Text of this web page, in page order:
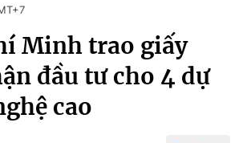
trí
Minh trao giấy
đầu tư cho 4 dự
cao